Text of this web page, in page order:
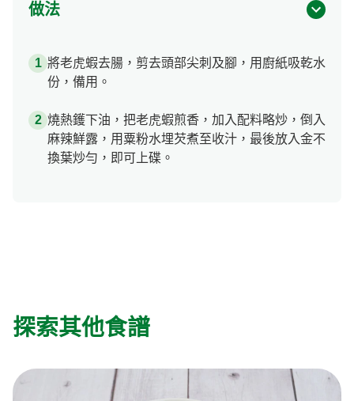
做法
將老虎蝦去腸，剪去頭部尖刺及腳，用廚紙吸乾水
份，備用。
燒熱鑊下油，把老虎蝦煎香，加入配料略炒，倒入
麻辣鮮露，用粟粉水埋芡煮至收汁，最後放入金不
換葉炒勻，即可上碟。
探索其他食譜